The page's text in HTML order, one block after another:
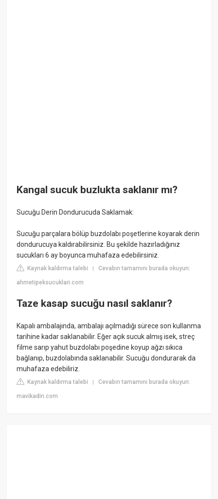
Kangal sucuk buzlukta saklanır mı?
Sucuğu Derin Dondurucuda Saklamak:
Sucuğu parçalara bölüp buzdolabı poşetlerine koyarak derin
dondurucuya kaldırabilirsiniz. Bu şekilde hazırladığınız
sucukları 6 ay boyunca muhafaza edebilirsiniz.
Kaynak kaldırma talebi |Cevabın tamamını burada okuyun:
ahmetipeksucuklari.com
Taze kasap sucuğu nasıl saklanır?
Kapalı ambalajında, ambalajı açılmadığı sürece son kullanma
tarihine kadar saklanabilir. Eğer açık sucuk almış isek, streç
filme sarıp yahut buzdolabı poşedine koyup ağzı sıkıca
bağlanıp, buzdolabında saklanabilir. Sucuğu dondurarak da
muhafaza edebiliriz.
Kaynak kaldırma talebi |Cevabın tamamını burada okuyun:
mavikadin.com